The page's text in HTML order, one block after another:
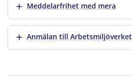
Visa merMeddelarfrihet med mera
Visa merAnmälan till Arbetsmiljöverket